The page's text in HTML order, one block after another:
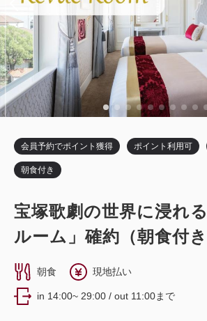
会員予約でポイント獲得 ポイント利用可
朝食付き
宝塚歌劇の世界に浸れ
ルーム」確約（朝食付き
朝食 現地払い
in 14:00~ 29:00 / out 11:00まで